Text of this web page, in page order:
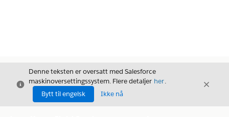
Avslutt
Denne teksten er oversatt med Salesforce
maskinoversettingssystem. Flere detaljer her.
Bytt til engelsk
Ikke nå
Avslutt